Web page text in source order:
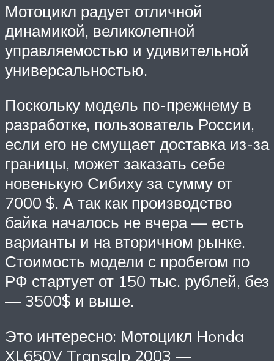
Мотоцикл радует отличной
динамикой, великолепной
управляемостью и удивительной
универсальностью.
Поскольку модель по-прежнему в
разработке, пользователь России,
если его не смущает доставка из-за
границы, может заказать себе
новенькую Сибиху за сумму от
7000 $. А так как производство
байка началось не вчера — есть
варианты и на вторичном рынке.
Стоимость модели с пробегом по
РФ стартует от 150 тыс. рублей, без
— 3500$ и выше.
Это интересно: Мотоцикл Honda
XL650V Transalp 2003 —